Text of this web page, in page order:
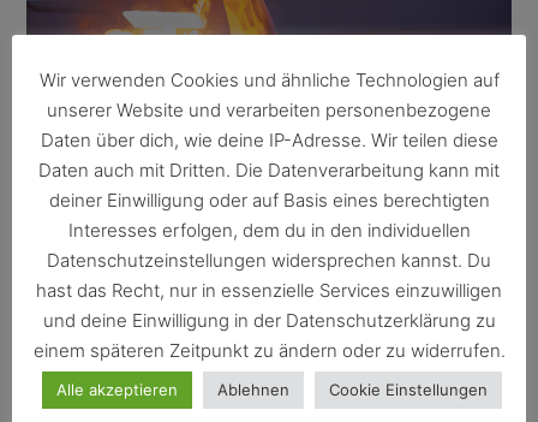
Tatsächlich ist eine der häufigsten
Brandursachen im häuslichen Umfeld der Herd.
Wir verwenden Cookies und ähnliche Technologien auf
unserer Website und verarbeiten personenbezogene
Daten über dich, wie deine IP-Adresse. Wir teilen diese
Daten auch mit Dritten. Die Datenverarbeitung kann mit
deiner Einwilligung oder auf Basis eines berechtigten
Interesses erfolgen, dem du in den individuellen
Datenschutzeinstellungen widersprechen kannst. Du
hast das Recht, nur in essenzielle Services einzuwilligen
und deine Einwilligung in der Datenschutzerklärung zu
einem späteren Zeitpunkt zu ändern oder zu widerrufen.
Alle akzeptieren Ablehnen Cookie Einstellungen